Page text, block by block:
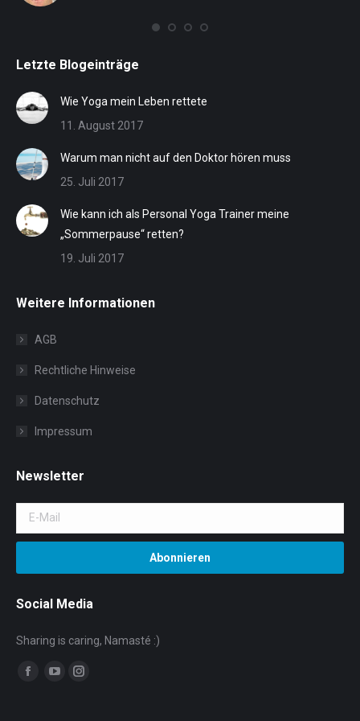
Letzte Blogeinträge
Wie Yoga mein Leben rettete
11. August 2017
Warum man nicht auf den Doktor hören muss
25. Juli 2017
Wie kann ich als Personal Yoga Trainer meine
„Sommerpause“ retten?
19. Juli 2017
Weitere Informationen
AGB
Rechtliche Hinweise
Datenschutz
Impressum
Newsletter
Social Media
Sharing is caring, Namasté :)
FacebookYouTubeInstagram